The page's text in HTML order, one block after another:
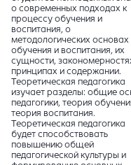
о современных подходах к
процессу обучения и
воспитания, о
методологических основах
обучения и воспитания, их
сущности,
принципах и содержании.
Теоретическая педагогика
изучает разделы: общие
педагогики, теория
теория воспитания.
Теоретическая педагогика
будет способствовать
повышению общей
педагогической культуры и